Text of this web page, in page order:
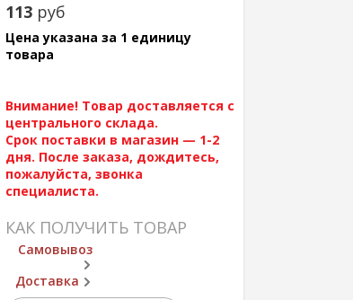
113 руб
Цена указана за 1 единицу
товара
Внимание! Товар доставляется с
центрального склада.
Срок поставки в магазин — 1-2
дня. После заказа, дождитесь,
пожалуйста, звонка
специалиста.
КАК ПОЛУЧИТЬ ТОВАР
Самовывоз
Доставка